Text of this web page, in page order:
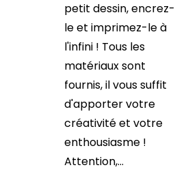
petit dessin, encrez-
le et imprimez-le à
l'infini ! Tous les
matériaux sont
fournis, il vous suffit
d'apporter votre
créativité et votre
enthousiasme !
Attention,...